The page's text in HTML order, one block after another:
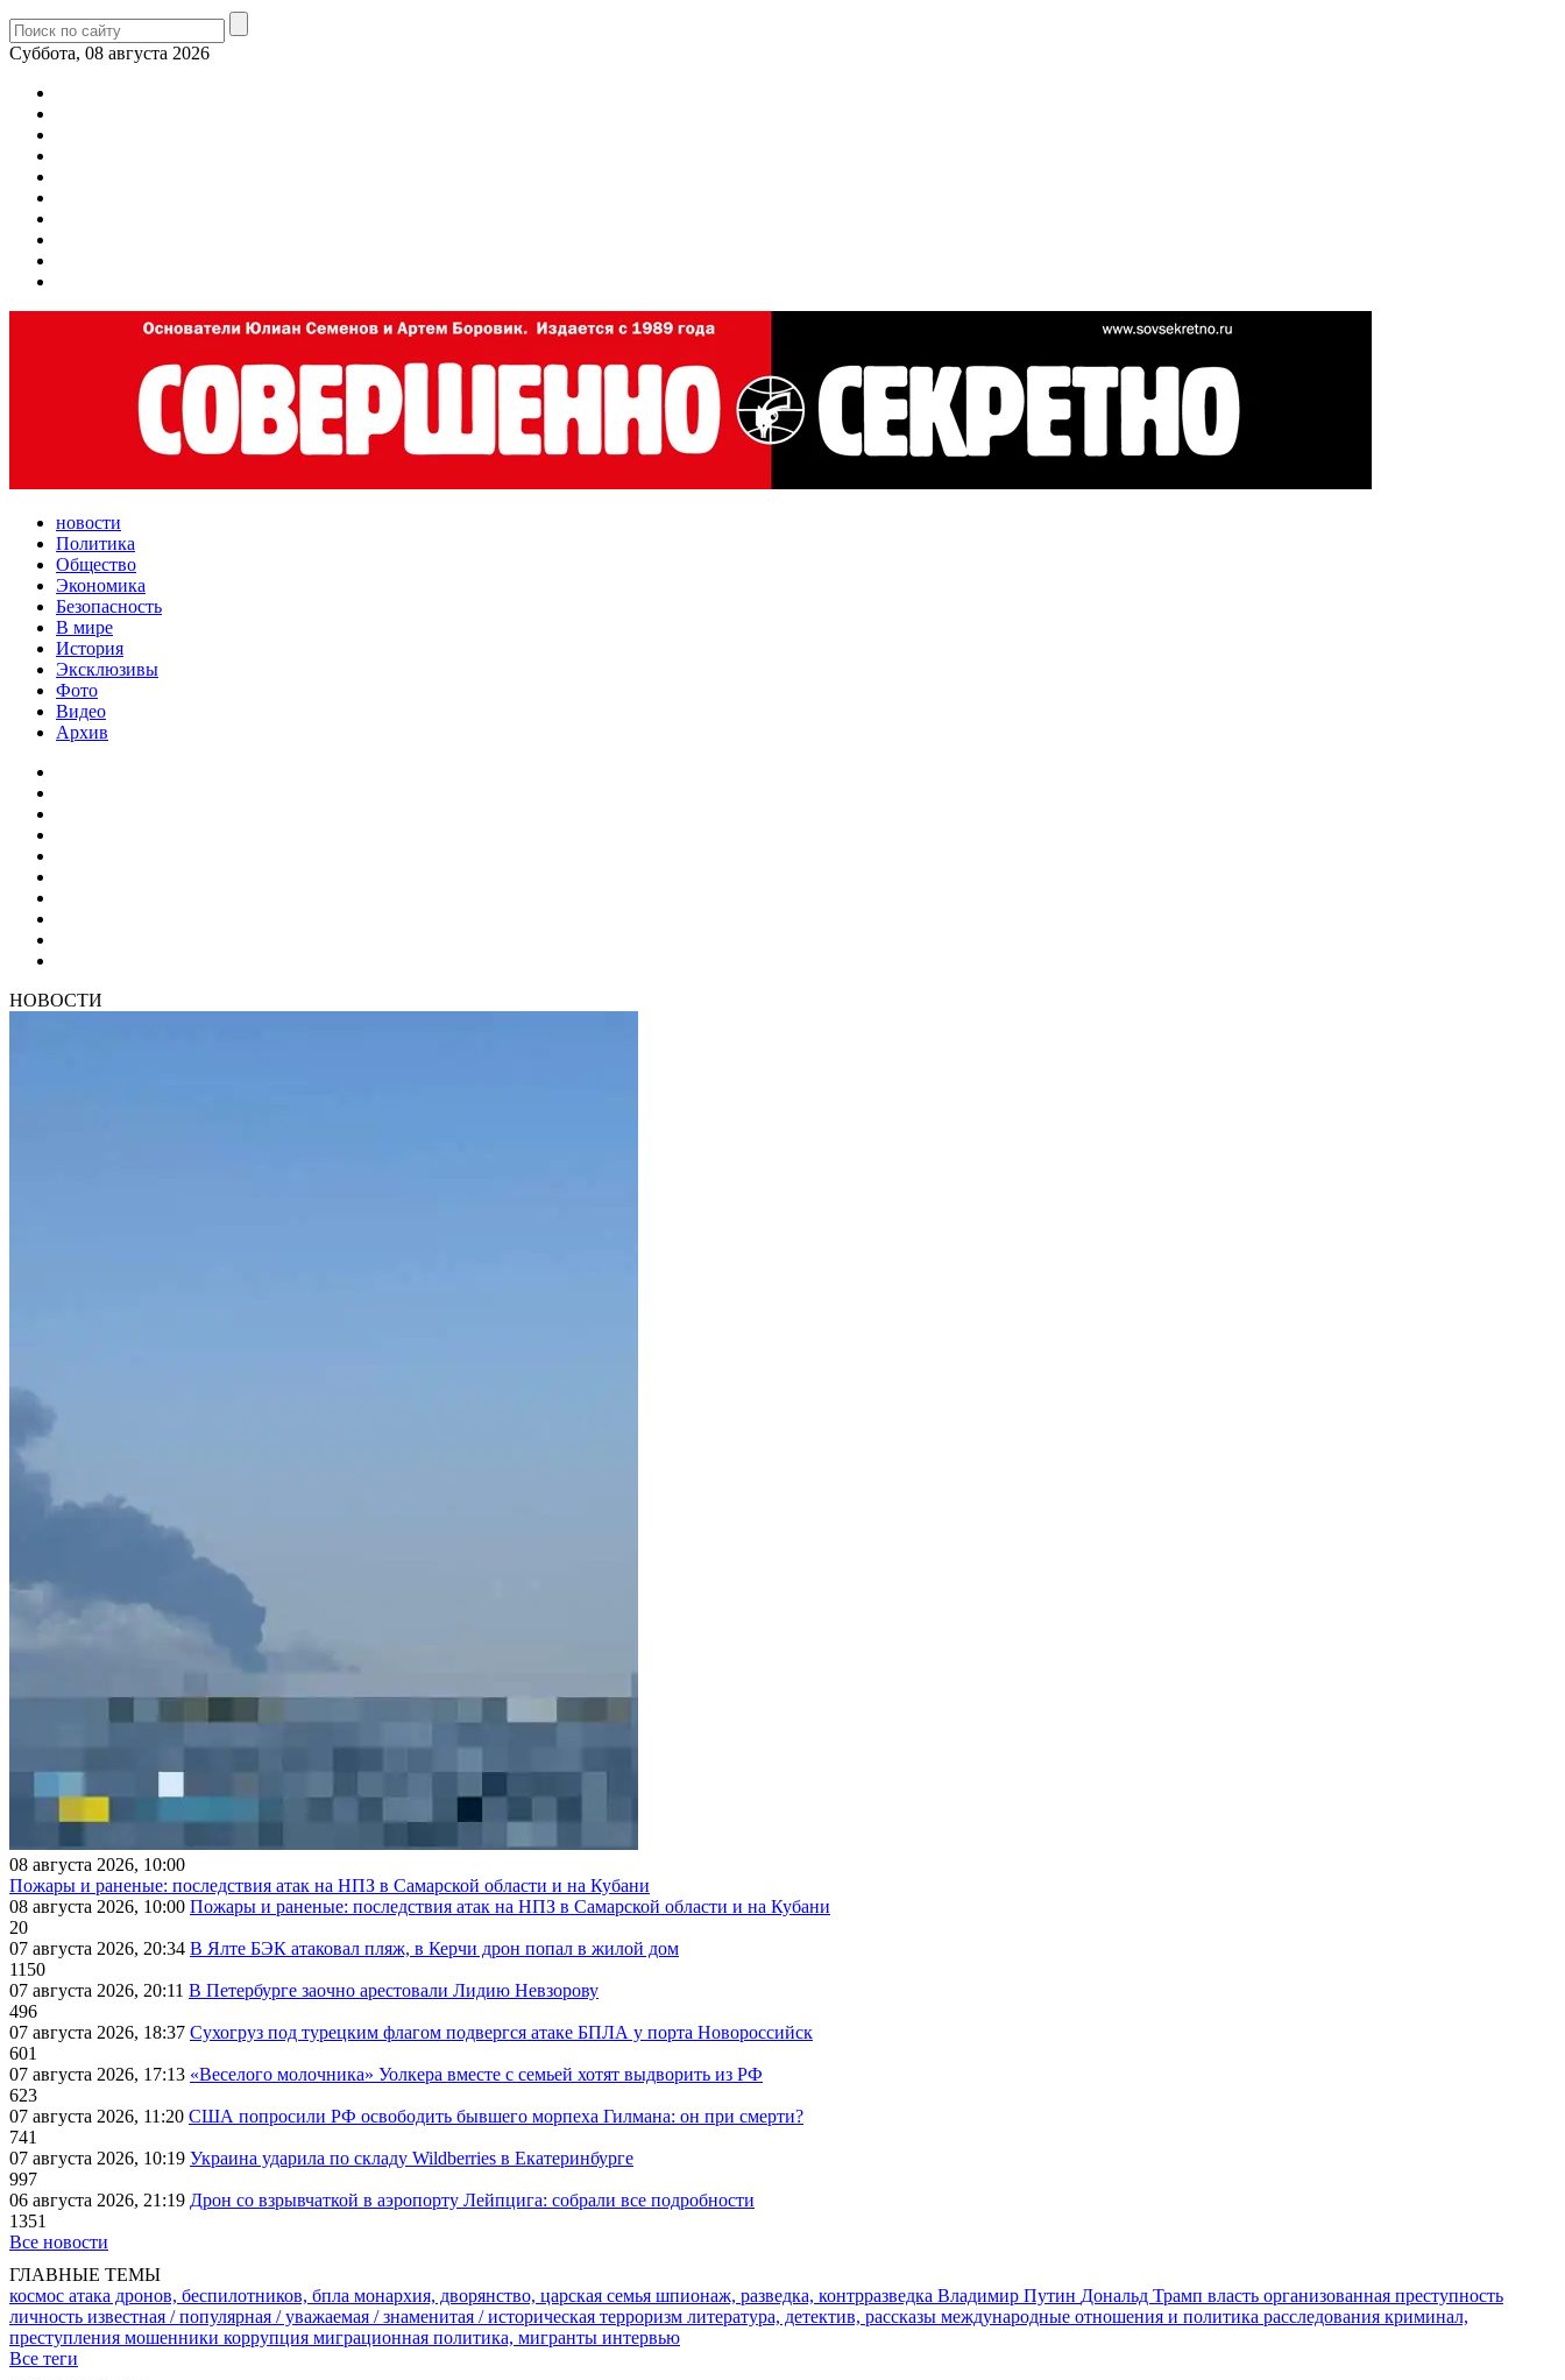
Суббота, 08 августа 2026
новости
Политика
Общество
Экономика
Безопасность
В мире
История
Эксклюзивы
Фото
Видео
Архив
НОВОСТИ
08 августа 2026, 10:00
Пожары и раненые: последствия атак на НПЗ в Самарской области и на Кубани
08 августа 2026, 10:00 Пожары и раненые: последствия атак на НПЗ в Самарской области и на Кубани
20
07 августа 2026, 20:34 В Ялте БЭК атаковал пляж, в Керчи дрон попал в жилой дом
1150
07 августа 2026, 20:11 В Петербурге заочно арестовали Лидию Невзорову
496
07 августа 2026, 18:37 Сухогруз под турецким флагом подвергся атаке БПЛА у порта Новороссийск
601
07 августа 2026, 17:13 «Веселого молочника» Уолкера вместе с семьей хотят выдворить из РФ
623
07 августа 2026, 11:20 США попросили РФ освободить бывшего морпеха Гилмана: он при смерти?
741
07 августа 2026, 10:19 Украина ударила по складу Wildberries в Екатеринбурге
997
06 августа 2026, 21:19 Дрон со взрывчаткой в аэропорту Лейпцига: собрали все подробности
1351
Все новости
ГЛАВНЫЕ ТЕМЫ
космос атака дронов, беспилотников, бпла монархия, дворянство, царская семья шпионаж, разведка, контрразведка Владимир Путин Дональд Трамп власть организованная преступность
личность известная / популярная / уважаемая / знаменитая / историческая терроризм литература, детектив, рассказы международные отношения и политика расследования криминал,
преступления мошенники коррупция миграционная политика, мигранты интервью
Все теги